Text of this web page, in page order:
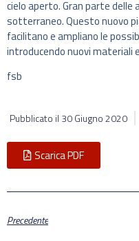
cielo aperto. Gran parte
sotterraneo. Questo nuovo
facilitano e ampliano le
introducendo nuovi materiali
fsb
Pubblicato il 30 Giugno 2020
Scarica PDF
Precedente